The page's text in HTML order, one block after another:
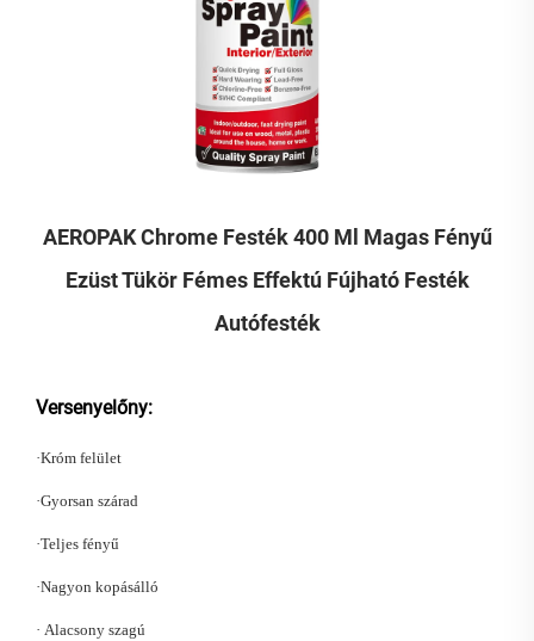
AEROPAK Chrome Festék 400 Ml Magas Fényű
Ezüst Tükör Fémes Effektú Fújható Festék
Autófesték
Versenyelőny:
·Króm felület
·Gyorsan szárad
·Teljes fényű
·Nagyon kopásálló
· Alacsony szagú